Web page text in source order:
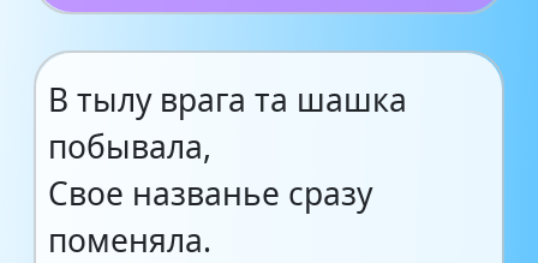
В тылу врага та шашка
побывала,
Свое названье сразу
поменяла.